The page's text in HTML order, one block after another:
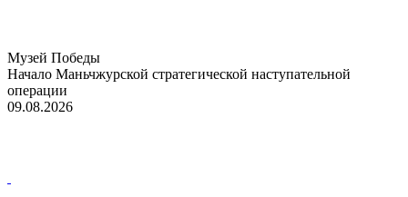
Музей Победы
Начало Маньчжурской стратегической наступательной
операции
09.08.2026